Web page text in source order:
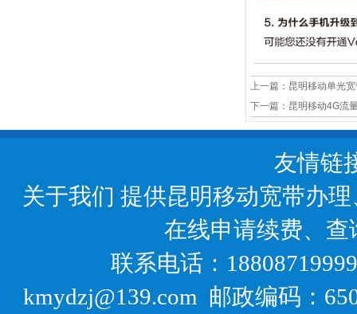
上一篇： 昆明移动单光
下一篇： 昆明移动4G流
友情链
关于我们 提供昆明移动宽带办
在线申请续费、
联系电话：
kmydzj@139.com 邮政编码：